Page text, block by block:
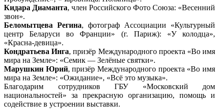
Кидара Диаманта, член Российского Фото Союза: «Весенний
звон».
Беломытцева Регина, фотограф Ассоциации «Культурный
центр Беларуси во Франции» (г. Париж): «У колодца»,
«Красна-девица».
Кондратьева Инга, призёр Международного проекта «Во имя
мира на Земле»: «Семик — Зелёные святки».
Марушкин Юрий, призёр Международного проекта «Во имя
мира на Земле»: «Ожидание», «Всё это музыка».
Благодарим сотрудников ГБУ «Московский дом
национальностей» за прекрасную организацию, помощь и
содействие в устроении выставки.